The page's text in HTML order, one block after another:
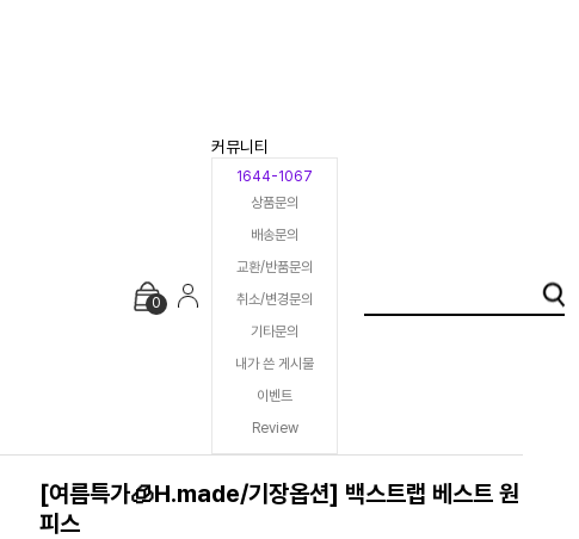
0
커뮤니티
1644-1067
상품문의
배송문의
교환/반품문의
취소/변경문의
기타문의
내가 쓴 게시물
이벤트
Review
[여름특가🧊H.made/기장옵션] 백스트랩 베스트 원
피스